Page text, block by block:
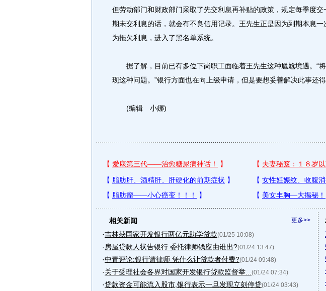
但劳动部门和财政部门采取了先交利息再补贴的政策，规定每季度交
期未交利息的话，就会有不良信用记录。王先生正是因为到期本息一
为拖欠利息，进入了黑名单系统。
据了解，目前已有多位下岗职工面临着王先生这种尴尬境遇。“将
现这种问题。”银行方面也在向上级申请，但是要想妥善解决此事还得
(编辑 小娜)
更多>>
相关新闻
·吉林获国家开发银行两亿元助学贷款(01/25 10:08)
· 房屋贷款人状告银行 委托律师钱应由谁出?(01/24 13:47)
·中青评论:银行请律师 凭什么让贷款者付费?(01/24 09:48)
·关于受理社会各界对国家开发银行贷款监督举... (01/24 07:34)
·贷款资金可能流入股市,银行表示一旦发现立刻停贷(01/24 03:43)